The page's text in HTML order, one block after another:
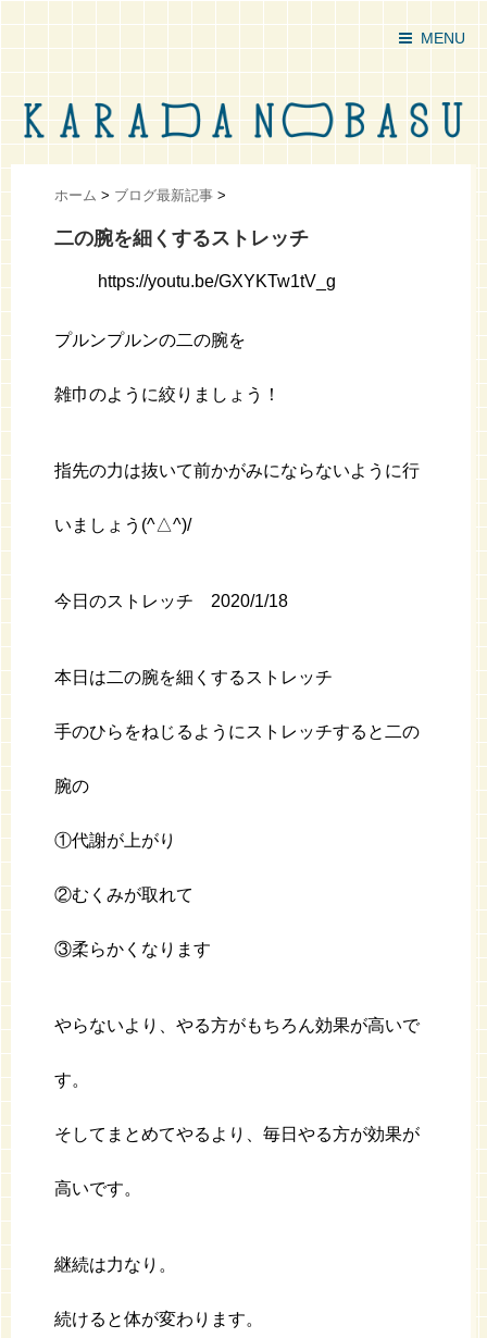
MENU
ホーム > ブログ最新記事 >
二の腕を細くするストレッチ
https://youtu.be/GXYKTw1tV_g
プルンプルンの二の腕を
雑巾のように絞りましょう！
指先の力は抜いて前かがみにならないように行
いましょう(^△^)/
今日のストレッチ 2020/1/18
本日は二の腕を細くするストレッチ
手のひらをねじるようにストレッチすると二の
腕の
①代謝が上がり
②むくみが取れて
③柔らかくなります
やらないより、やる方がもちろん効果が高いで
す。
そしてまとめてやるより、毎日やる方が効果が
高いです。
継続は力なり。
続けると体が変わります。